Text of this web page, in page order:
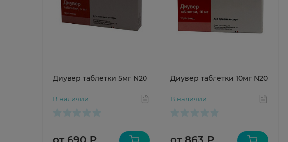
Диувер таблетки 5мг N20
В наличии
Диувер таблетки 10мг N20
В наличии